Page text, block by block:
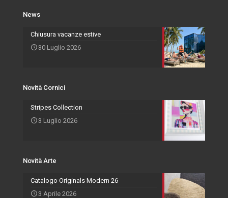
Novità Arte
News
Chiusura vacanze estive
30 Luglio 2026
Novità Cornici
Stripes Collection
3 Luglio 2026
Novità Arte
Catalogo Originals Modern 26
3 Aprile 2026